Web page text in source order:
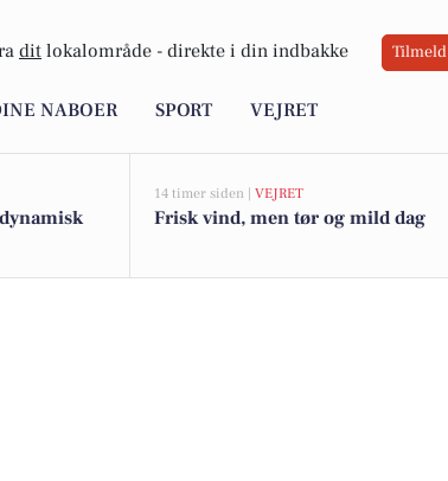
dit lokalområde - direkte i din indbakke Tilmeld
NABOER SPORT VEJRET
14 timer siden | VEJRET
Frisk vind, men tør og mild dag